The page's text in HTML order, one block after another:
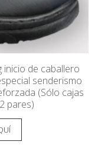
inicio de caballero
senderismo
(Sólo cajas
pares)